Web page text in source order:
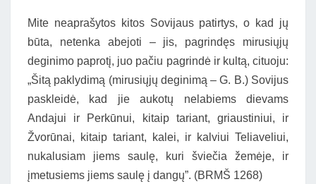
Mite neaprašytos kitos Sovijaus patirtys, o kad jų
būta, netenka abejoti – jis, pagrindęs mirusiųjų
deginimo paprotį, juo pačiu pagrindė ir kultą, cituoju:
„Šitą paklydimą (mirusiųjų deginimą – G. B.) Sovijus
paskleidė, kad jie aukotų nelabiems dievams
Andajui ir Perkūnui, kitaip tariant, griaustiniui, ir
Žvorūnai, kitaip tariant, kalei, ir kalviui Teliaveliui,
nukalusiam jiems saulę, kuri šviečia žemėje, ir
įmetusiems jiems saulę į dangų”. (BRMŠ 1268)